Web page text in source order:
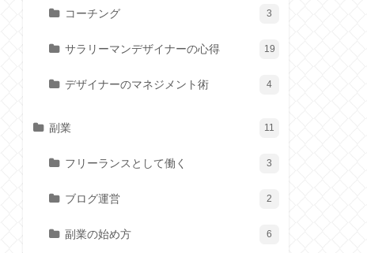
コーチング 3
サラリーマンデザイナーの心得 19
デザイナーのマネジメント術 4
副業 11
フリーランスとして働く 3
ブログ運営 2
副業の始め方 6